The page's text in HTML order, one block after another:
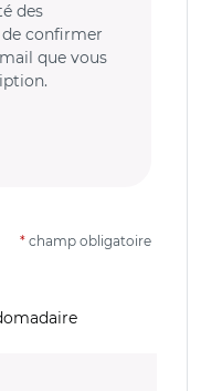
des
confirmer
que vous
* champ obligatoire